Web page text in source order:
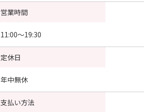
営業時間
11:00〜19:30
定休日
年中無休
支払い方法